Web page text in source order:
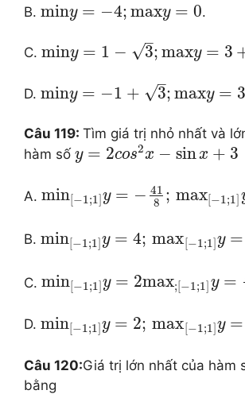
B. miny = −4; maxy = 0.
C. miny = 1 − 3
–
√ ; maxy = 3
D. miny = −1 + 3
–
√ ; maxy = 3
Câu 119: Tìm giá trị nhỏ nhất và
hàm số y = 2cos2x − sinx + 3
A. min[ −1;1 y = − 41
8 ; max −1;1
B. min[−1;1]y = 4; max[−1;1]y =
C. min[ −1;1 y = 2max; −1;1 y =
D. min[−1;1]y = 2; max[−1;1]y =
Câu 120:Giá trị lớn nhất của hàm
bằng